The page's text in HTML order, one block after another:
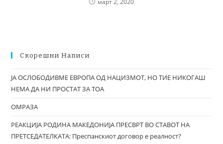
март 2, 2020
Скорешни Написи
ЈА ОСЛОБОДИВМЕ ЕВРОПА ОД НАЦИЗМОТ, НО ТИЕ НИКОГАШ
НЕМА ДА НИ ПРОСТАТ ЗА ТОА
ОМРАЗА
РЕАКЦИЈА РОДИНА МАКЕДОНИЈА ПРЕСВРТ ВО СТАВОТ НА
ПРЕТСЕДАТЕЛКАТА: Преспанскиот договор е реалност?